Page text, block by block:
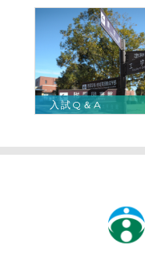
入試Q＆A